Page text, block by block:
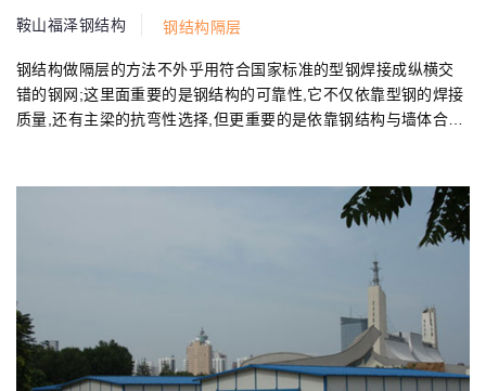
鞍山福泽钢结构 钢结构隔层
钢结构做隔层的方法不外乎用符合国家标准的型钢焊接成纵横交
错的钢网;这里面重要的是钢结构的可靠性,它不仅依靠型钢的焊接
质量,还有主梁的抗弯性选择,但更重要的是依靠钢结构与墙体合理